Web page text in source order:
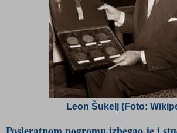
Leon Šukelj (Foto: